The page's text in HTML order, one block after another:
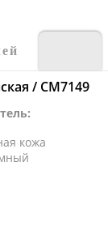
/ CM7149
кожа